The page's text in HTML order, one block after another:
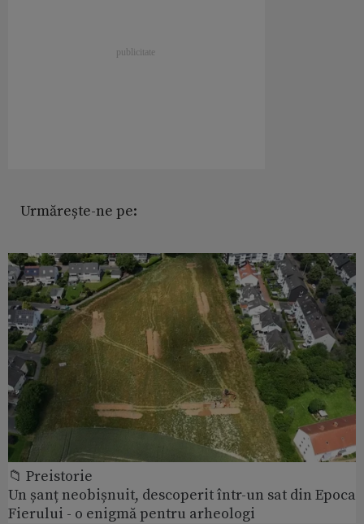
Urmărește-ne pe:
📁 Preistorie
Un șanț neobișnuit, descoperit într-un sat din Epoca
Fierului - o enigmă pentru arheologi